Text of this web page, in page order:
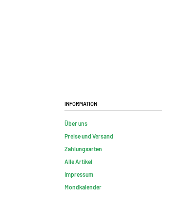
Information
Über uns
Preise und Versand
Zahlungsarten
Alle Artikel
Impressum
Mondkalender